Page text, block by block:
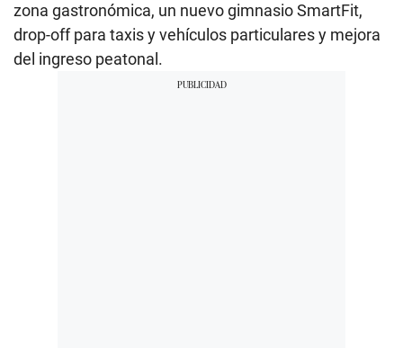
zona gastronómica, un nuevo gimnasio SmartFit,
drop-off para taxis y vehículos particulares y mejora
del ingreso peatonal.